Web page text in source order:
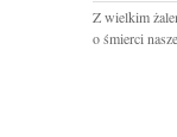
Z wielkim
o śmierci